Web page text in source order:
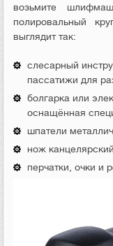
возьмите
полировальный
выглядит так:
слесарный
пассатижи для
болгарка или
оснащённая
шпатели
нож
перчатки, очки и